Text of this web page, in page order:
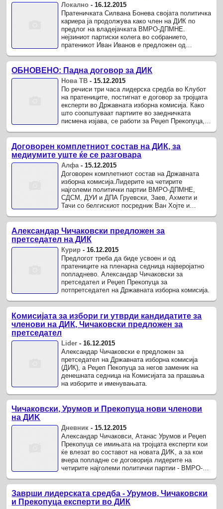
Локално - 16.12.2015
Пратеничката Силвана Бонева својата политичка
кариера ја продолжува како член на ДИК по
предлог на владејачката ВМРО-ДПМНЕ.
нејзиниот партиски колега во собранието,
пратеникот Иван Иванов е предложен од
ОБНОВЕНО: Падна договор за ДИК
Нова ТВ - 15.12.2015
По речиси три часа лидерска средба во Клубот
на пратениците, постигнат е договор за тројцата
експерти во Државната изборна комисија. Како
што соопштуваат партиите во заедничката
писмена изјава, се работи за Реџеп Прекопуца,
Договорен комплетниот состав на ДИК, за
медиумите уште ќе се разговара
Алфа-15.12.2015
Договорен комплетниот состав на Државната
изборна комисија.Лидерите на четирите
најголеми политички партии ВМРО-ДПМНЕ,
СДСМ, ДУИ и ДПА Груевски, Заев, Ахмети и
Тачи со белгискиот посредник Ван Хојте и
Александар Чичаковски предложен за
претседател на ДИК
Курир -16.12.2015
Предлогот треба да биде усвоен и од
пратениците на пленарна седница најверојатно
попладнево. Александар Чичаковски за
претседател и Реџеп Прекопуца за
потпретседател на Државната изборна комисија.
Комисијата за избори ги утврди кандидатите за
членови на ДИК, Чичаковски предложен за
претседател
Lider - 16.12.2015
Александар Чичаковски е предложен за
претседател на Државната изборна комисија
(ДИК), а Реџеп Пекопуца за негов заменик на
денешната седница на Комисијата за прашања
на изборите и именувањата.
Чичаковски, Урумов и Прекопуца нови членови
на ДИK
Дневник - 15.12.2015
Александар Чичаковси, Атанас Урумов и Реџеп
Прекопуца се имињата на тројцата експерти кои
ќе влезат во составот на новата ДИK, а за кои
вчера попладне се договорија лидерите на
четирите најголеми политички партии - ВМРО-
Заврши лидерската средба - Урумов, Чичаковски
и Прекопуца експерти во ДИК